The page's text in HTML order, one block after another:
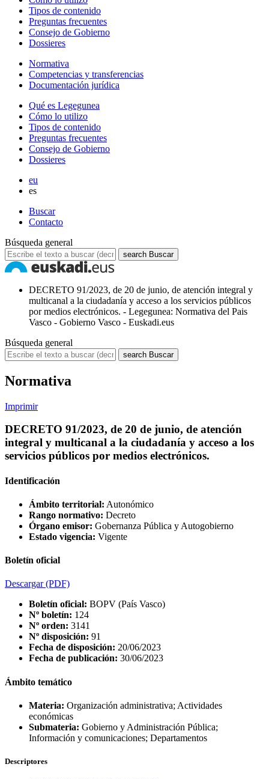
Tipos de contenido
Preguntas frecuentes
Consejo de Gobierno
Dossieres
Normativa
Competencias y transferencias
Documentación jurídica
Qué es Legegunea
Cómo lo utilizo
Tipos de contenido
Preguntas frecuentes
Consejo de Gobierno
Dossieres
eu
es
Buscar
Contacto
Búsqueda general
search Buscar
DECRETO 91/2023, de 20 de junio, de atención integral y
multicanal a la ciudadanía y acceso a los servicios públicos
por medios electrónicos. - Legegunea: Normativa del Pais
Vasco - Gobierno Vasco - Euskadi.eus
Búsqueda general
search Buscar
Normativa
Imprimir
DECRETO 91/2023, de 20 de junio, de atención
integral y multicanal a la ciudadanía y acceso a los
servicios públicos por medios electrónicos.
Identificación
Ámbito territorial: Autonómico
Rango normativo: Decreto
Órgano emisor: Gobernanza Pública y Autogobierno
Estado vigencia: Vigente
Boletín oficial
Descargar(PDF)
Boletín oficial: BOPV (País Vasco)
Nº boletín: 124
Nº orden: 3141
Nº disposición: 91
Fecha de disposición: 20/06/2023
Fecha de publicación: 30/06/2023
Ámbito temático
Materia: Organización administrativa; Actividades
económicas
Submateria: Gobierno y Administración Pública;
Información y comunicaciones; Departamentos
Descriptores